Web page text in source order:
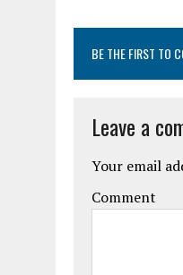
BE THE FIRST TO
Leave a
Your email
Comment